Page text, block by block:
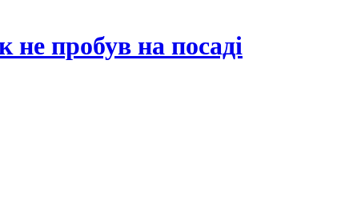
не пробув на посаді